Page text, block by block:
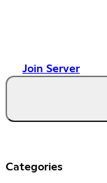
Join Server
Categories